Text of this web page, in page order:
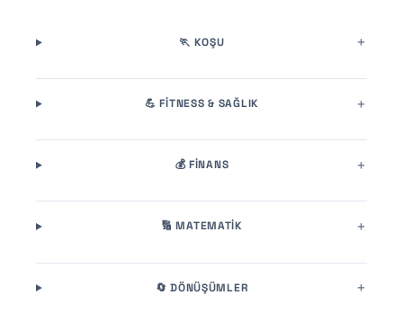
🏃 KOŞU
💪 FITNESS & SAĞLIK
💰 FINANS
🔢 MATEMATIK
🔄 DÖNÜŞÜMLER